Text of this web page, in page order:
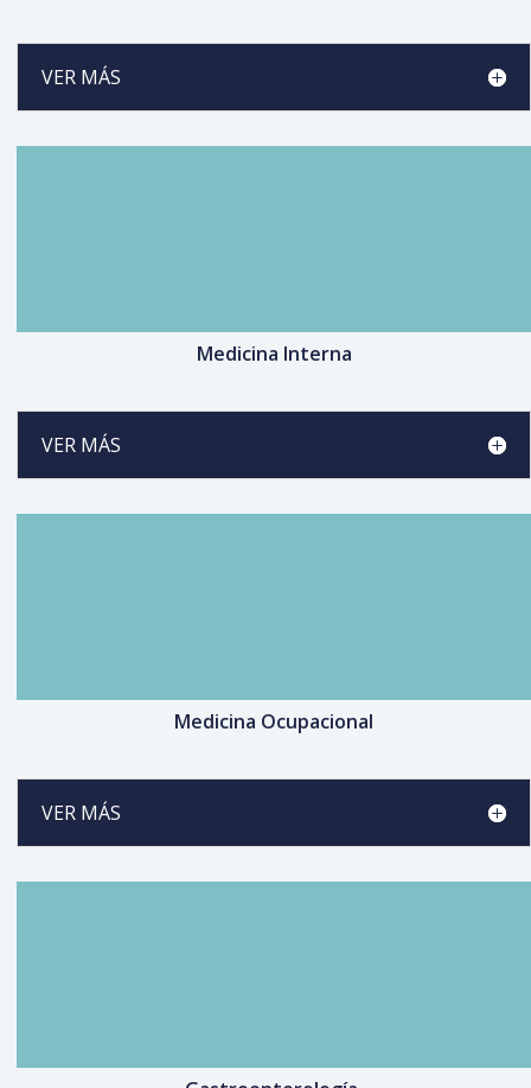
VER MÁS
Medicina Interna
VER MÁS
Medicina Ocupacional
VER MÁS